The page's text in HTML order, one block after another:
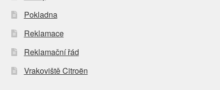
Pokladna
Reklamace
Reklamační řád
Vrakoviště Citroën